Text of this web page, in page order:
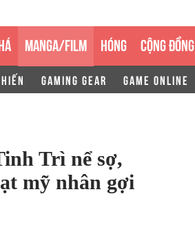
MANGA/FILM HÓNG CỘNG ĐỒNG
GAMING GEAR GAME ONLINE
Trì nể sợ,
mỹ nhân gợi